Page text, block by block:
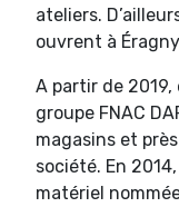
ateliers.
ouvrent à
A partir de
groupe FNAC
magasins et
société. En
matériel